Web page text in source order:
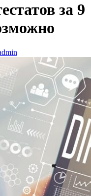
за 9